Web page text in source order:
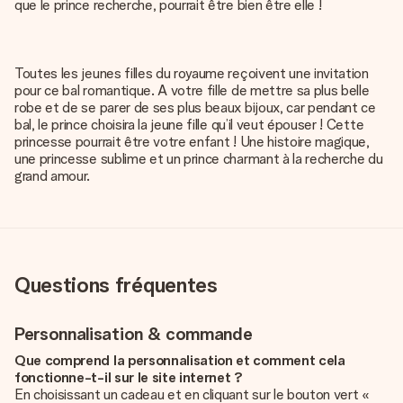
que le prince recherche, pourrait être bien être elle !
Toutes les jeunes filles du royaume reçoivent une invitation
pour ce bal romantique. A votre fille de mettre sa plus belle
robe et de se parer de ses plus beaux bijoux, car pendant ce
bal, le prince choisira la jeune fille qu’il veut épouser ! Cette
princesse pourrait être votre enfant ! Une histoire magique,
une princesse sublime et un prince charmant à la recherche du
grand amour.
Questions fréquentes
Personnalisation & commande
Que comprend la personnalisation et comment cela
fonctionne-t-il sur le site internet ?
En choisissant un cadeau et en cliquant sur le bouton vert «